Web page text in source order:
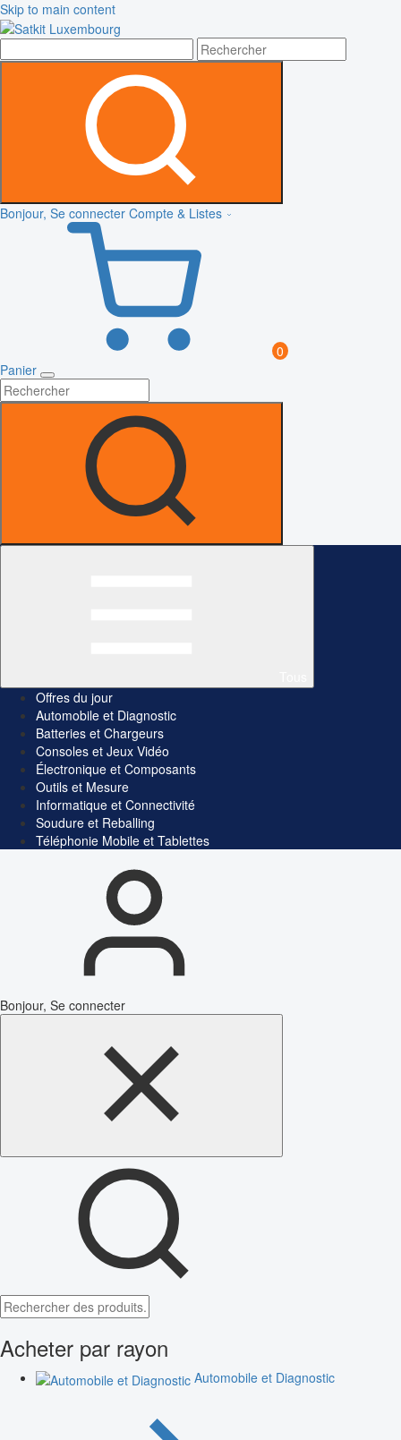
Skip to main content
Bonjour, Se connecter Compte & Listes
0
Panier
Offres du jour
Automobile et Diagnostic
Batteries et Chargeurs
Consoles et Jeux Vidéo
Électronique et Composants
Outils et Mesure
Informatique et Connectivité
Soudure et Reballing
Téléphonie Mobile et Tablettes
Bonjour, Se connecter
Acheter par rayon
Automobile et Diagnostic